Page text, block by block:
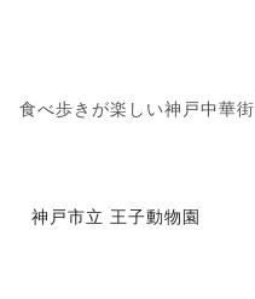
食べ歩きが楽しい神戸中華街
神戸市立 王子動物園